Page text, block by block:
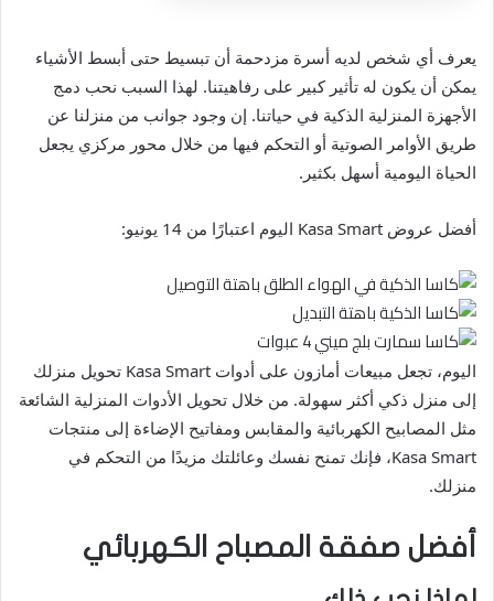
يعرف أي شخص لديه أسرة مزدحمة أن تبسيط حتى أبسط الأشياء
يمكن أن يكون له تأثير كبير على رفاهيتنا. لهذا السبب نحب دمج
الأجهزة المنزلية الذكية في حياتنا. إن وجود جوانب من منزلنا عن
طريق الأوامر الصوتية أو التحكم فيها من خلال محور مركزي يجعل
الحياة اليومية أسهل بكثير.
أفضل عروض Kasa Smart اليوم اعتبارًا من 14 يونيو:
اليوم، تجعل مبيعات أمازون على أدوات Kasa Smart تحويل منزلك
إلى منزل ذكي أكثر سهولة. من خلال تحويل الأدوات المنزلية الشائعة
مثل المصابيح الكهربائية والمقابس ومفاتيح الإضاءة إلى منتجات
Kasa Smart، فإنك تمنح نفسك وعائلتك مزيدًا من التحكم في
منزلك.
أفضل صفقة المصباح الكهربائي